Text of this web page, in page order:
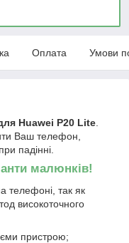
Оплата Умови
Huawei P20 Lite
Ваш телефон,
падінні.
малюнків!
телефоні, так як
високоточного
пристрою;